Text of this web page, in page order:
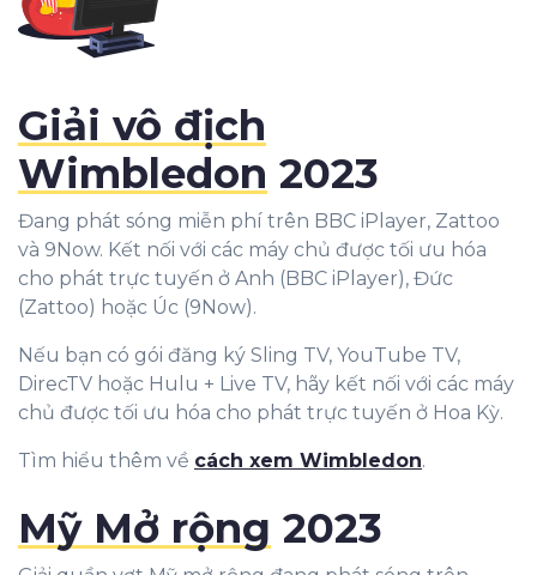
Giải vô địch
Wimbledon 2023
Đang phát sóng miễn phí trên BBC iPlayer, Zattoo
và 9Now. Kết nối với các máy chủ được tối ưu hóa
cho phát trực tuyến ở Anh (BBC iPlayer), Đức
(Zattoo) hoặc Úc (9Now).
Nếu bạn có gói đăng ký Sling TV, YouTube TV,
DirecTV hoặc Hulu + Live TV, hãy kết nối với các máy
chủ được tối ưu hóa cho phát trực tuyến ở Hoa Kỳ.
Tìm hiểu thêm về cách xem Wimbledon.
Mỹ Mở rộng 2023